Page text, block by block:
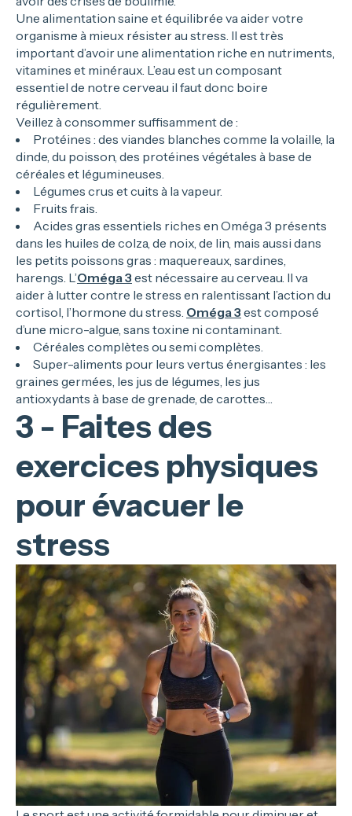
Une alimentation saine et équilibrée va aider votre
organisme à mieux résister au stress. Il est très
important d’avoir une alimentation riche en nutriments,
vitamines et minéraux. L’eau est un composant
essentiel de notre cerveau il faut donc boire
régulièrement.
Veillez à consommer suffisamment de :
Protéines : des viandes blanches comme la volaille, la
dinde, du poisson, des protéines végétales à base de
céréales et légumineuses.
Légumes crus et cuits à la vapeur.
Fruits frais.
Acides gras essentiels riches en Oméga 3 présents
dans les huiles de colza, de noix, de lin, mais aussi dans
les petits poissons gras : maquereaux, sardines,
harengs. L’Oméga 3 est nécessaire au cerveau. Il va
aider à lutter contre le stress en ralentissant l’action du
cortisol, l’hormone du stress. Oméga 3 est composé
d’une micro-algue, sans toxine ni contaminant.
Céréales complètes ou semi complètes.
Super-aliments pour leurs vertus énergisantes : les
graines germées, les jus de légumes, les jus
antioxydants à base de grenade, de carottes…
3 - Faites des
exercices physiques
pour évacuer le
stress